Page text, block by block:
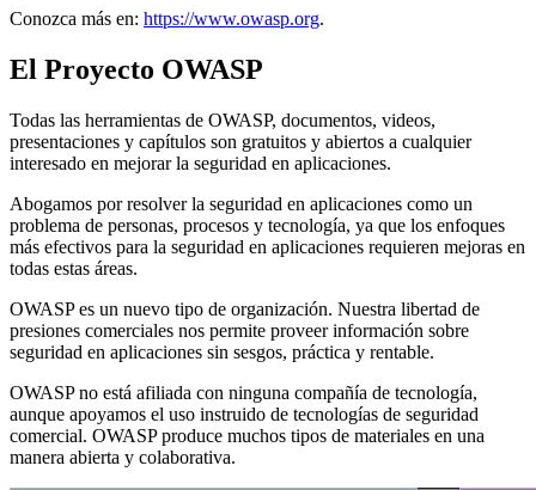
Conozca más en: https://www.owasp.org.
El Proyecto OWASP
Todas las herramientas de OWASP, documentos, videos,
presentaciones y capítulos son gratuitos y abiertos a cualquier
interesado en mejorar la seguridad en aplicaciones.
Abogamos por resolver la seguridad en aplicaciones como un
problema de personas, procesos y tecnología, ya que los enfoques
más efectivos para la seguridad en aplicaciones requieren mejoras en
todas estas áreas.
OWASP es un nuevo tipo de organización. Nuestra libertad de
presiones comerciales nos permite proveer información sobre
seguridad en aplicaciones sin sesgos, práctica y rentable.
OWASP no está afiliada con ninguna compañía de tecnología,
aunque apoyamos el uso instruido de tecnologías de seguridad
comercial. OWASP produce muchos tipos de materiales en una
manera abierta y colaborativa.